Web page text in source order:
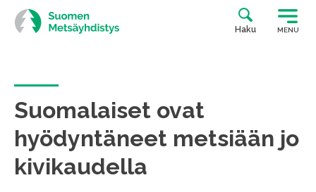
Siirry
suoraan
sisältöön
Haku MENU
Suomalaiset ovat
hyödyntäneet metsiään jo
kivikaudella